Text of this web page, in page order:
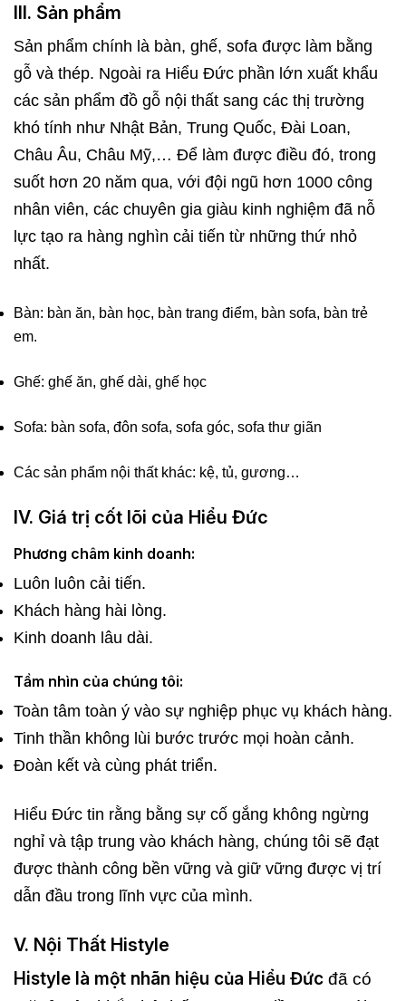
III. Sản phẩm
Sản phẩm chính là bàn, ghế, sofa được làm bằng
gỗ và thép. Ngoài ra Hiểu Đức phần lớn xuất khẩu
các sản phẩm đồ gỗ nội thất sang các thị trường
khó tính như Nhật Bản, Trung Quốc, Đài Loan,
Châu Âu, Châu Mỹ,… Để làm được điều đó, trong
suốt hơn 20 năm qua, với đội ngũ hơn 1000 công
nhân viên, các chuyên gia giàu kinh nghiệm đã nỗ
lực tạo ra hàng nghìn cải tiến từ những thứ nhỏ
nhất.
Bàn: bàn ăn, bàn học, bàn trang điểm, bàn sofa, bàn trẻ
em.
Ghế: ghế ăn, ghế dài, ghế học
Sofa: bàn sofa, đôn sofa, sofa góc, sofa thư giãn
Các sản phẩm nội thất khác: kệ, tủ, gương…
IV. Giá trị cốt lõi của Hiểu Đức
Phương châm kinh doanh:
Luôn luôn cải tiến.
Khách hàng hài lòng.
Kinh doanh lâu dài.
Tầm nhìn của chúng tôi:
Toàn tâm toàn ý vào sự nghiệp phục vụ khách hàng.
Tinh thần không lùi bước trước mọi hoàn cảnh.
Đoàn kết và cùng phát triển.
Hiểu Đức tin rằng bằng sự cố gắng không ngừng
nghỉ và tập trung vào khách hàng, chúng tôi sẽ đạt
được thành công bền vững và giữ vững được vị trí
dẫn đầu trong lĩnh vực của mình.
V. Nội Thất Histyle
Histyle là một nhãn hiệu của Hiểu Đức đã có